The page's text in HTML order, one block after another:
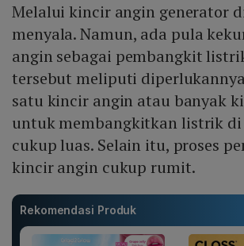
Melalui kincir angin generator
menyala. Namun, ada pula
angin sebagai pembangkit
tersebut meliputi
satu kincir angin atau banyak
untuk membangkitkan listrik di
cukup luas. Selain itu, proses
kincir angin cukup rumit.
Rekomendasi Produk